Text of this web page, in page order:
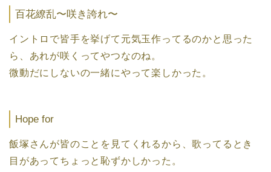
百花繚乱〜咲き誇れ〜
イントロで皆手を挙げて元気玉作ってるのかと思った
ら、あれが咲くってやつなのね。
微動だにしないの一緒にやって楽しかった。
Hope for
飯塚さんが皆のことを見てくれるから、歌ってるとき
目があってちょっと恥ずかしかった。